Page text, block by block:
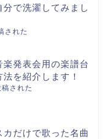
分で洗濯してみまし
された
楽発表会用の楽譜台
を紹介します！
された
だけで歌った名曲